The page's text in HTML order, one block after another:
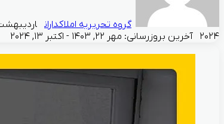
گروه تحریریه املاکداران
۲۰۲۴
آخرین بروزرسانی: مهر ۲۲, ۱۴۰۳ - اکتبر ۱۳, ۲۰۲۴